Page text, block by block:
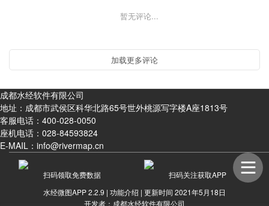
暂无评论...
成都水经软件有限公司
地址：成都市武侯区科华北路65号世外桃源写字楼A座1813号
客服电话： 400-028-0050
座机电话： 028-84593824
E-MAIL：info@rivermap.cn
扫码领取免费数据
扫码关注获取APP
水经微图APP 2.2.9 | 功能介绍 | 更新时间 2021年5月18日
开发者：成都水经软件有限公司